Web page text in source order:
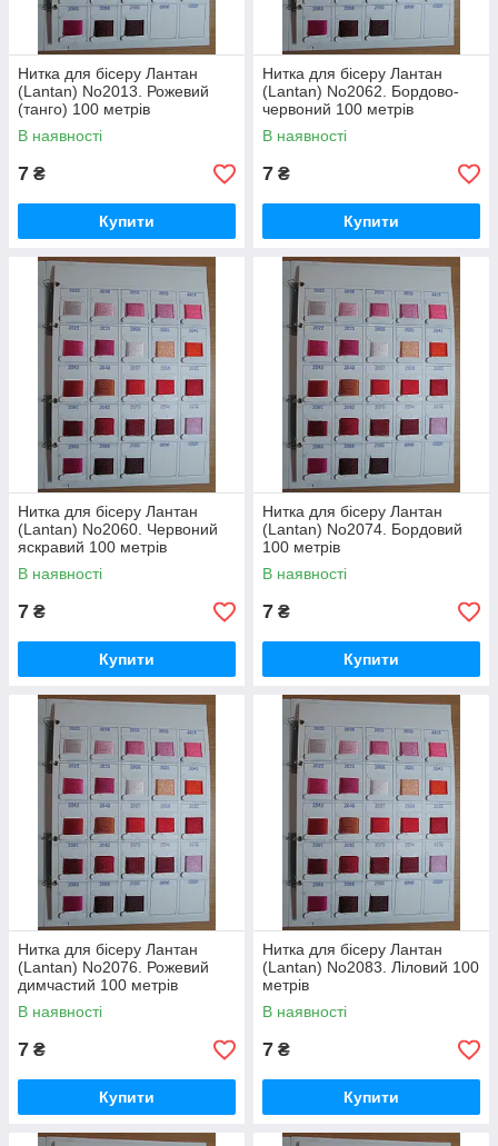
Нитка для бісеру Лантан
(Lantan) No2013. Рожевий
(танго) 100 метрів
В наявності
7 ₴
Купити
Нитка для бісеру Лантан
(Lantan) No2062. Бордово-
червоний 100 метрів
В наявності
7 ₴
Купити
Нитка для бісеру Лантан
(Lantan) No2060. Червоний
яскравий 100 метрів
В наявності
7 ₴
Купити
Нитка для бісеру Лантан
(Lantan) No2074. Бордовий
100 метрів
В наявності
7 ₴
Купити
Нитка для бісеру Лантан
(Lantan) No2076. Рожевий
димчастий 100 метрів
В наявності
7 ₴
Купити
Нитка для бісеру Лантан
(Lantan) No2083. Ліловий 100
метрів
В наявності
7 ₴
Купити